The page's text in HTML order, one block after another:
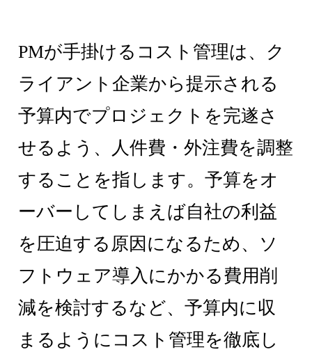
PMが手掛けるコスト管理は、ク
ライアント企業から提示される
予算内でプロジェクトを完遂さ
せるよう、人件費・外注費を調整
することを指します。予算をオ
ーバーしてしまえば自社の利益
を圧迫する原因になるため、ソ
フトウェア導入にかかる費用削
減を検討するなど、予算内に収
まるようにコスト管理を徹底し